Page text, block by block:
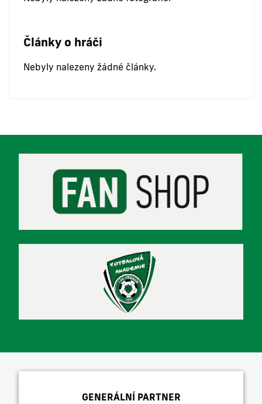
Články o hráči
Nebyly nalezeny žádné články.
GENERÁLNÍ PARTNER